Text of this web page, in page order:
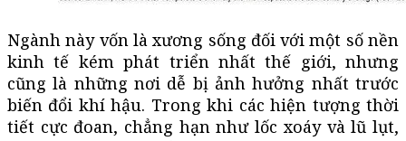
Ngành này vốn là xương sống đối với một số nền
kinh tế kém phát triển nhất thế giới, nhưng
cũng là những nơi dễ bị ảnh hưởng nhất trước
biến đổi khí hậu. Trong khi các hiện tượng thời
tiết cực đoan, chẳng hạn như lốc xoáy và lũ lụt,